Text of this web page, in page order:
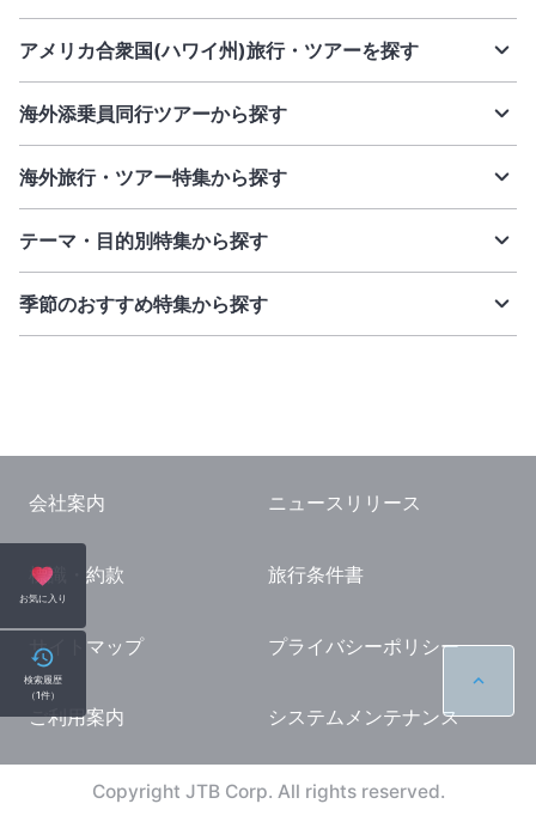
アメリカ合衆国(ハワイ州)旅行・ツアーを探す
海外添乗員同行ツアーから探す
海外旅行・ツアー特集から探す
テーマ・目的別特集から探す
季節のおすすめ特集から探す
会社案内 ニュースリリース
標識・約款 旅行条件書
サイトマップ プライバシーポリシー
ご利用案内 システムメンテナンス
Copyright JTB Corp. All rights reserved.
お気に入り
検索履歴
（1件）